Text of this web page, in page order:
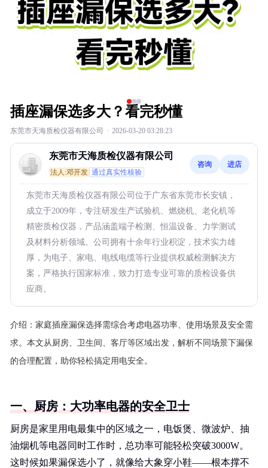
插座漏保选多大？看完秒懂
东莞市天海质检仪器有限公司 · 2026-03-20 03:28:23
东莞市天海质检仪器有限公司
法人:邓开发 通过真实性核验
咨询 进店
东莞市天海质检仪器有限公司位于广东省东莞市长安镇，
成立于2009年，专注研发生产试验机、燃烧机、老化机等
精密质检仪器，产品涵盖端子检测、恒温设备、力学测试
及材料分析领域。公司拥有十余年行业积淀，技术实力雄
厚，为电子、家电、电线电缆等行业提供权威检测解决方
案，严格执行国家标准，致力打造专业可靠的质检设备供
应商。
介绍： 家庭插座漏保选择需综合考虑电器功率、使用场景及安全需
求。本文从厨房、卫生间、客厅等区域出发，解析不同场景下漏保
的合理配置，助你轻松搞定用电安全。
一、厨房：大功率电器的安全卫士
厨房是家里用电最集中的区域之一，电饭煲、微波炉、抽
油烟机等电器同时工作时，总功率可能轻松突破3000W。
这时候如果漏保选小了，就像给大象穿小鞋——根本撑不